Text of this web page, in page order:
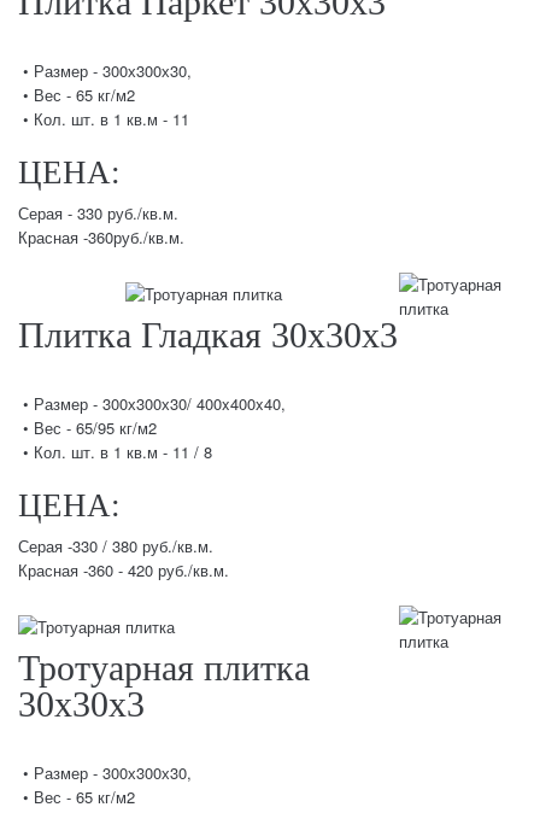
• Размер - 300х300х30,
• Вес - 65 кг/м2
• Кол. шт. в 1 кв.м - 11
ЦЕНА:
Серая - 330 руб./кв.м.
Красная -360руб./кв.м.
Плитка Гладкая 30х30х3
• Размер - 300х300х30/ 400x400x40,
• Вес - 65/95 кг/м2
• Кол. шт. в 1 кв.м - 11 / 8
ЦЕНА:
Серая -330 / 380 руб./кв.м.
Красная -360 - 420 руб./кв.м.
Тротуарная плитка
30х30х3
• Размер - 300х300х30,
• Вес - 65 кг/м2